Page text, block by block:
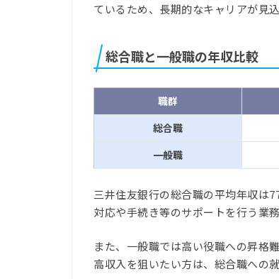
ているため、長期的なキャリアが見込
総合職と一般職の年収比較
職群
総合職
一般職
三井住友銀行の総合職の平均年収は
対応や手続き等のサポートを行う業務
また、一般職では高い役職への昇格
高収入を狙いたい方は、総合職への